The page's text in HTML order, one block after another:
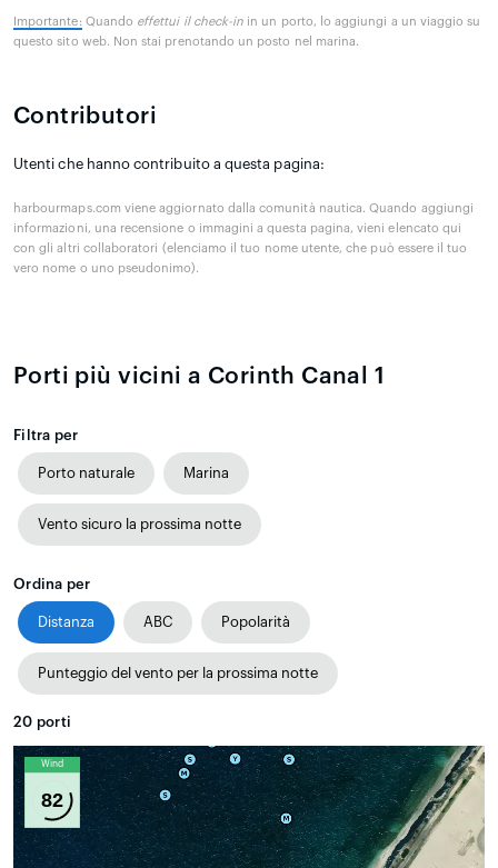
Importante: Quando effettui il check-in in un porto, lo aggiungi a un viaggio su
questo sito web. Non stai prenotando un posto nel marina.
Contributori
Utenti che hanno contribuito a questa pagina:
harbourmaps.com viene aggiornato dalla comunità nautica. Quando aggiungi
informazioni, una recensione o immagini a questa pagina, vieni elencato qui
con gli altri collaboratori (elenciamo il tuo nome utente, che può essere il tuo
vero nome o uno pseudonimo).
Porti più vicini a Corinth Canal 1
Filtra per
Porto naturale Marina
Vento sicuro la prossima notte
Ordina per
Distanza ABC Popolarità
Punteggio del vento per la prossima notte
20 porti
Wind
82